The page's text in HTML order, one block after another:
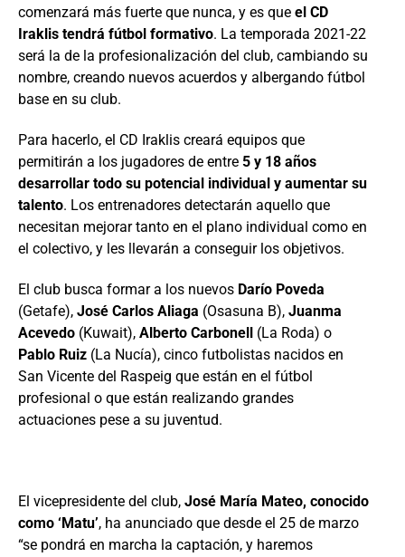
comenzará más fuerte que nunca, y es que el CD
Iraklis tendrá fútbol formativo. La temporada 2021-22
será la de la profesionalización del club, cambiando su
nombre, creando nuevos acuerdos y albergando fútbol
base en su club.
Para hacerlo, el CD Iraklis creará equipos que
permitirán a los jugadores de entre 5 y 18 años
desarrollar todo su potencial individual y aumentar su
talento. Los entrenadores detectarán aquello que
necesitan mejorar tanto en el plano individual como en
el colectivo, y les llevarán a conseguir los objetivos.
El club busca formar a los nuevos Darío Poveda
(Getafe), José Carlos Aliaga (Osasuna B), Juanma
Acevedo (Kuwait), Alberto Carbonell (La Roda) o
Pablo Ruiz (La Nucía), cinco futbolistas nacidos en
San Vicente del Raspeig que están en el fútbol
profesional o que están realizando grandes
actuaciones pese a su juventud.
El vicepresidente del club, José María Mateo, conocido
como ‘Matu’, ha anunciado que desde el 25 de marzo
“se pondrá en marcha la captación, y haremos